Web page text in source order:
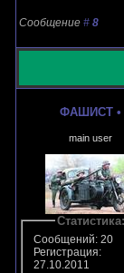
Сообщение # 8
ФАШИСТ •
main user
Статистика:
Сообщений: 20
Регистрация:
27.10.2011